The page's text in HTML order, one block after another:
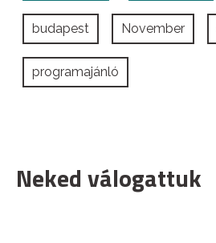
budapest November
programajánló
Neked válogattuk